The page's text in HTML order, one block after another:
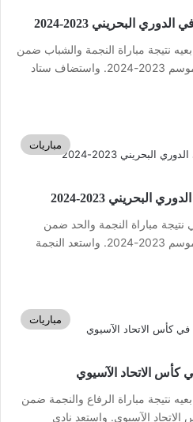
البحريني 2023-2024
نتيجة مباراة النجمة والشباب ضمن
مباريات بطولة الدوري البحريني موسم 2023-2024. واستضاف ستاد
مباريات
البحريني 2023-2024
نتيجة مباراة النجمة والحد ضمن
مباريات بطولة الدوري البحريني موسم 2023-2024. واستعد النجمة
مباريات
كأس الاتحاد الآسيوي
نتيجة مباراة الرفاع والنجمة ضمن
الآسيوي. واستعد نادي